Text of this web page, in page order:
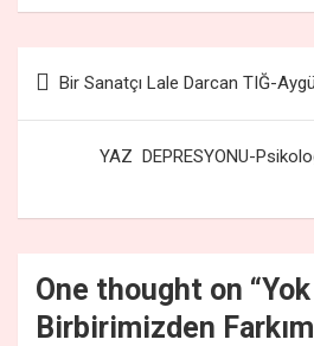
ce
b
o
tt
er
ail at
A
p
p
ail
gezinmesi
Bir Sanatçı Lale Darcan TIĞ-
YAZ DEPRESYONU-
One thought on “
Birbirimizden